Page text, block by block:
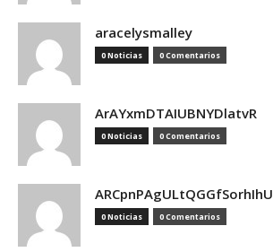
aracelysmalley
0 Noticias 0 Comentarios
ArAYxmDTAIUBNYDlatvR
0 Noticias 0 Comentarios
ARCpnPAgULtQGGfSorhIhU
0 Noticias 0 Comentarios